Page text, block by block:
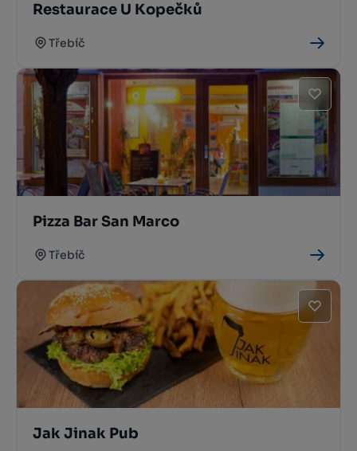
Restaurace U Kopečků
Třebíč
Pizza Bar San Marco
Třebíč
Jak Jinak Pub